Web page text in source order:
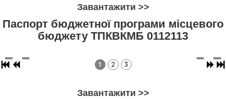
Завантажити >>
Паспорт бюджетної програми місцевого
бюджету ТПКВКМБ 0112113
1 2 3
Завантажити >>